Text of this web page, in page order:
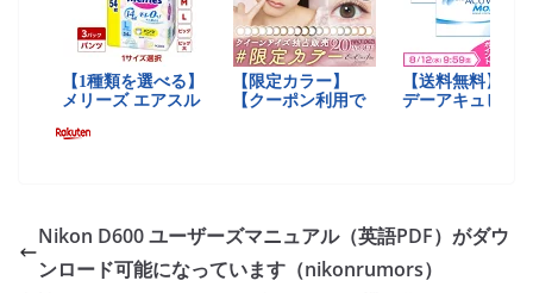
Nikon D600 ユーザーズマニュアル（英語PDF）がダウ
ンロード可能になっています（nikonrumors）